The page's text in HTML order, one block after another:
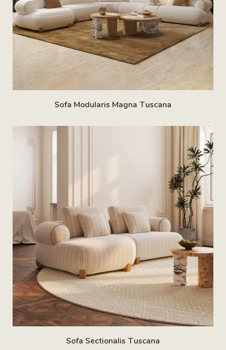
Sofa Modularis Magna Tuscana
Sofa Sectionalis Tuscana